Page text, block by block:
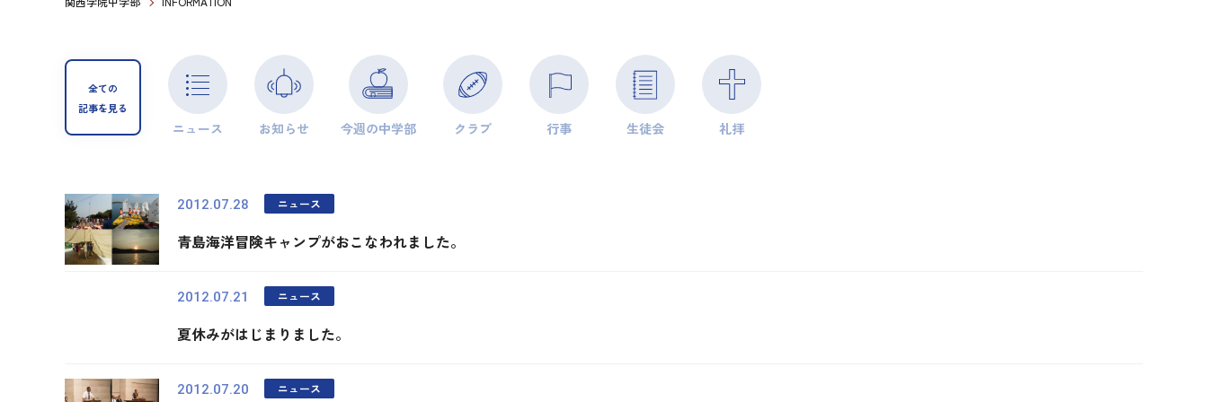
全ての
記事を見る
ニュース お知らせ 今週の中学部 クラブ 行事 生徒会 礼拝
2012.07.28 ニュース
青島海洋冒険キャンプがおこなわれました。
2012.07.21 ニュース
夏休みがはじまりました。
2012.07.20 ニュース